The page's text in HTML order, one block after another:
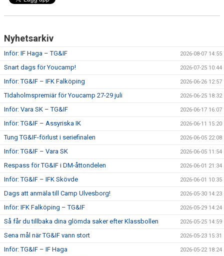
PLANSCHEMA
Nyhetsarkiv
Inför: IF Haga – TG&IF 2026-08-07 14:55
Snart dags för Youcamp! 2026-07-25 10:44
Inför: TG&IF – IFK Falköping 2026-06-26 12:57
TIdaholmspremiär för Youcamp 27-29 juli 2026-06-25 18:32
Inför: Vara SK – TG&IF 2026-06-17 16:07
Inför: TG&IF – Assyriska IK 2026-06-11 15:20
Tung TG&IF-förlust i seriefinalen 2026-06-05 22:08
Inför: TG&IF – Vara SK 2026-06-05 11:54
Respass för TG&IF i DM-åttondelen 2026-06-01 21:34
Inför: TG&IF – IFK Skövde 2026-06-01 10:35
Dags att anmäla till Camp Ulvesborg! 2026-05-30 14:23
Inför: IFK Falköping – TG&IF 2026-05-29 14:24
Så får du tillbaka dina glömda saker efter Klassbollen 2026-05-25 14:59
Sena mål när TG&IF vann stort 2026-05-23 15:31
Inför: TG&IF – IF Haga 2026-05-22 18:24